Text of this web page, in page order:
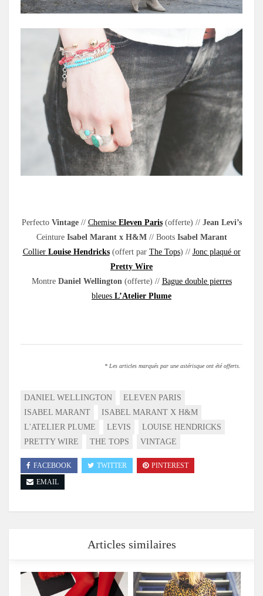
Perfecto Vintage// Chemise Eleven Paris(offerte) // Jean Levi’s
Ceinture Isabel Marant x H&M// Boots Isabel Marant
Collier Louise Hendricks(offert par The Tops) // Jonc plaqué or
Pretty Wire
Montre Daniel Wellington (offerte) // Bague double pierres
bleues L’Atelier Plume
* Les articles marqués par une astérisque ont été offerts.
DANIEL WELLINGTON
ELEVEN PARIS
ISABEL MARANT
ISABEL MARANT X H&M
L'ATELIER PLUME
LEVIS
LOUISE HENDRICKS
PRETTY WIRE
THE TOPS VINTAGE
FACEBOOK TWITTER
PINTEREST
EMAIL
Articles similaires